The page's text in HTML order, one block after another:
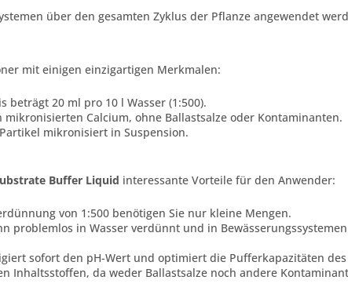
über den gesamten Zyklus der Pflanze angewendet
mit einigen einzigartigen Merkmalen:
20 ml pro 10 l Wasser (1:500).
Calcium, ohne Ballastsalze oder Kontaminanten.
mikronisiert in Suspension.
Buffer Liquid interessante Vorteile für den Anwender:
von 1:500 benötigen Sie nur kleine Mengen.
problemlos in Wasser verdünnt und in
sofort den pH-Wert und optimiert die Pufferkapazitäten
Inhaltsstoffen, da weder Ballastsalze noch andere